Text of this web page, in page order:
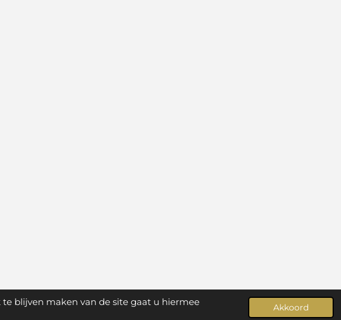
blijven maken van de site gaat u hiermee
Akkoord